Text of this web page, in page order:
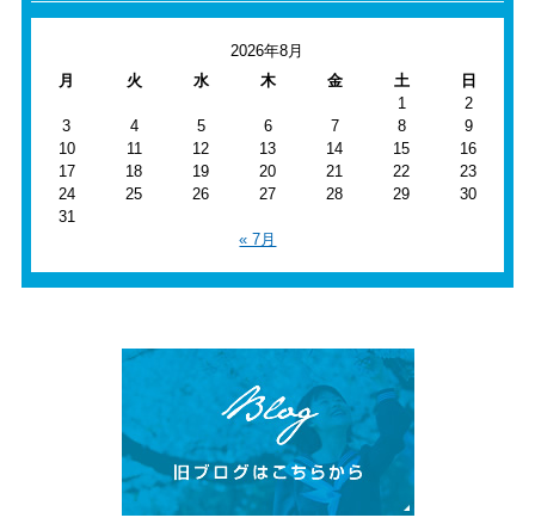
2026年8月
月
火 水 木 金 土
日
1
2
3
4 5 6 7 8
9
10
11 12 13 14 15
16
17
18 19 20 21 22
23
24
25 26 27 28 29
30
31
« 7月